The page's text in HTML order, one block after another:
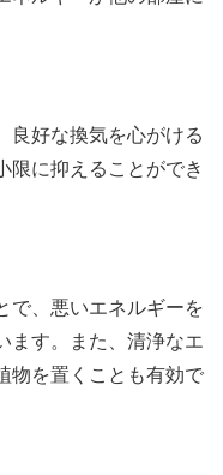
良好な換気を心がける
限に抑えることができ
で、悪いエネルギーを
ます。また、清浄なエ
物を置くことも有効で